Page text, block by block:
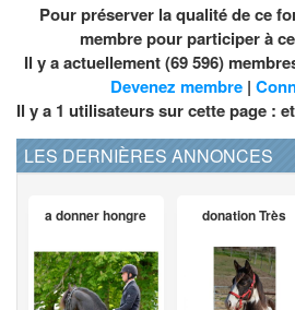
Pour préserver la qualité de ce
membre pour participer à
Il y a actuellement (69 596)
Devenez membre |
Il y a 1 utilisateurs sur cette page : et
LES DERNIÈRES ANNONCES
a donner hongre donation Très